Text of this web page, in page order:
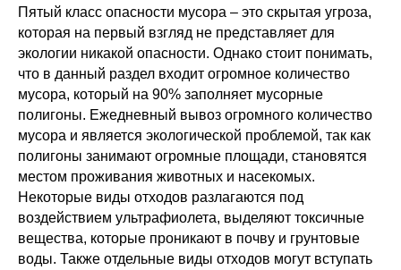
Пятый класс опасности мусора – это скрытая угроза,
которая на первый взгляд не представляет для
экологии никакой опасности. Однако стоит понимать,
что в данный раздел входит огромное количество
мусора, который на 90% заполняет мусорные
полигоны. Ежедневный вывоз огромного количество
мусора и является экологической проблемой, так как
полигоны занимают огромные площади, становятся
местом проживания животных и насекомых.
Некоторые виды отходов разлагаются под
воздействием ультрафиолета, выделяют токсичные
вещества, которые проникают в почву и грунтовые
воды. Также отдельные виды отходов могут вступать